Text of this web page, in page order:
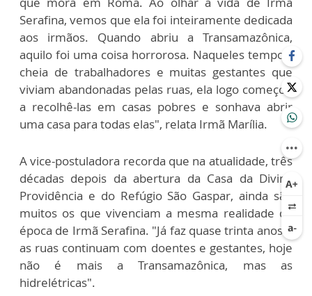
Serafina, vemos que ela foi inteiramente dedicada
aos irmãos. Quando abriu a Transamazônica,
aquilo foi uma coisa horrorosa. Naqueles tempos,
cheia de trabalhadores e muitas gestantes que
viviam abandonadas pelas ruas, ela logo começou
a recolhê-las em casas pobres e sonhava abrir
uma casa para todas elas", relata Irmã Marília.
A vice-postuladora recorda que na atualidade, três
décadas depois da abertura da Casa da Divina
Providência e do Refúgio São Gaspar, ainda são
muitos os que vivenciam a mesma realidade da
época de Irmã Serafina. "Já faz quase trinta anos e
as ruas continuam com doentes e gestantes, hoje
não é mais a Transamazônica, mas as
hidrelétricas".